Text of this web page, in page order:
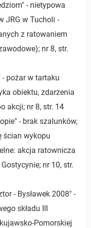
- nietypowa
JRG w Tucholi -
z ratowaniem
nr 8, str.
pożar w tartaku
obiektu, zdarzenia
akcji; nr 8, str. 14
- brak szalunków,
ścian wykopu
akcja ratownicza
nr 10, str.
- Bysławek 2008" -
składu III
Pomorskiej